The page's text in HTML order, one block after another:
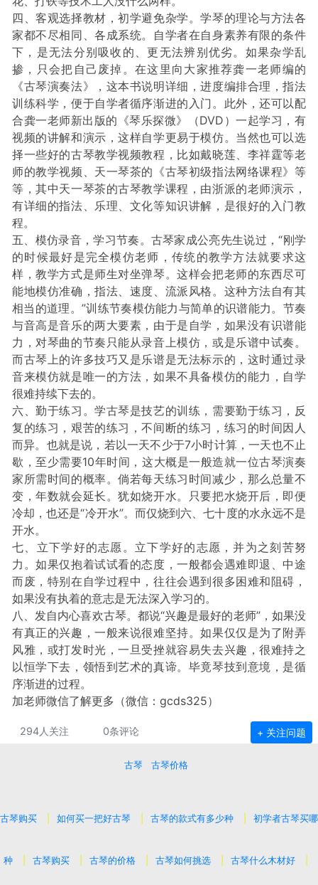
四、客观选择教材，初学避免杂学。学琴的理论与方法各
家都不尽相同、各成系统。自学者在自身素养有限的条件
下，是无法分别吸收的、更无法辨别优劣。如果杂学乱
掺，只会把自己废掉。在这里向大家推荐龚一老师编的
《古琴演奏法》，这本书说明详细，进度编排合理，指法
训练科学，便于自学者循序渐进的入门。此外，还可以配
合龚一老师新出版的《琴乐探微》（DVD）一起学习，有
视频的讲解和演示，这样自学更易于模仿。当然也可以选
择一些好的古琴教学视频教程，比如戴晓莲、李祥霆等老
师的教学视频、天一琴茶的《古琴初级指法网络课程》等
等，其中天一琴茶的古琴教学课程，由浙派的老师演示，
有详细的指法、乐理、文化等知识讲解，是很好的入门教
程。
五、模仿录音，学习节奏。古琴家成公亮先生说过，“刚学
的时候最好是完全模仿老师，传统的教学方法就要求这
样，教学方式是师生对坐弹琴。这样会把老师的东西尽可
能地模仿准确，指法、速度、流派风格。这种方法自有其
相当的道理。”训练节奏模仿能力与简单的识谱能力。节奏
与音高是音乐的两大要素，由于是自学，如果没有识谱能
力，对琴曲的节奏只能从录音上模仿，或是乐谱中试奏。
而古琴上的许多技巧又是乐谱是无法标示的，这时通过录
音来模仿就是唯一的方法，如果不具备模仿的能力，自学
很难持续下去的。
六、勤于练习。学古琴是技艺的训练，需要勤于练习，反
复的练习，艰苦的练习，不间断的练习，练习的时间因人
而异。也就是说，若以一天不少于7小时计算，一天也不止
歇，至少需要10年时间，这大概是一般造就一位古琴演奏
家所需时间的概率。倘若每天练习时间减少，那么总量不
变，年数就会延长。犹如烧开水。只要把水烧开后，即便
冷却，也还是“冷开水”。而仅烧到六、七十度的水永远不是
开水。
七、立下学好的志愿。立下学好的志愿，并为之刻苦努
力。如果仅抱着试试看的态度，一般都会遇难即退、中途
而废，特别在自学过程中，往往会遇到很多困难和阻碍，
如果没有执着的意志是无法深入学习的。
八、发自内心喜欢古琴。都说“兴趣是最好的老师”，如果没
有真正的兴趣，一般来说很难坚持。如果仅仅是为了附弄
风雅，或打发时光，一旦受挫就容易失去兴趣，很难持之
以恒学下去，领悟到艺术的真谛。毕竟琴技到意境，是循
序渐进的过程。
加老师微信了解更多（微信：gcds325）
294人关注 0条评论 + 关注问题
古琴 古琴价格
古琴购买 如何买一把好古琴 古琴的款式有多少种 初学者古琴买哪
种 古琴购买 古琴的价格 古琴如何挑选 古琴什么木材好